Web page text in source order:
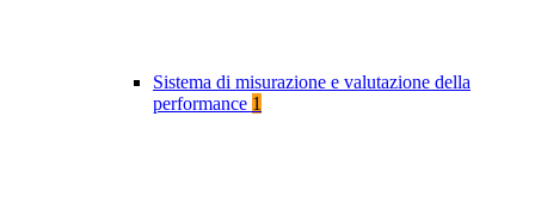
Sistema di misurazione e valutazione della
performance 1